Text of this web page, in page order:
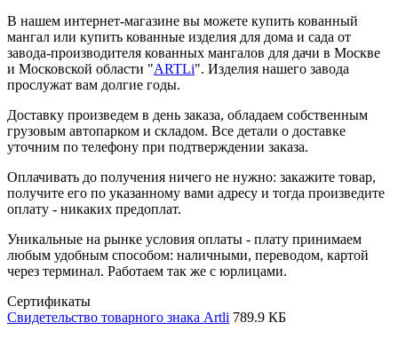
В нашем интернет-магазине вы можете купить кованный
мангал или купить кованные изделия для дома и сада от
завода-производителя кованных мангалов для дачи в Москве
и Московской области "ARTLi". Изделия нашего завода
прослужат вам долгие годы.
Доставку произведем в день заказа, обладаем собственным
грузовым автопарком и складом. Все детали о доставке
уточним по телефону при подтверждении заказа.
Оплачивать до получения ничего не нужно: закажите товар,
получите его по указанному вами адресу и тогда произведите
оплату - никаких предоплат.
Уникальные на рынке условия оплаты - плату принимаем
любым удобным способом: наличными, переводом, картой
через терминал. Работаем так же с юрлицами.
Сертификаты
Свидетельство товарного знака Artli 789.9 КБ